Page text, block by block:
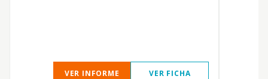
VER INFORME VER FICHA